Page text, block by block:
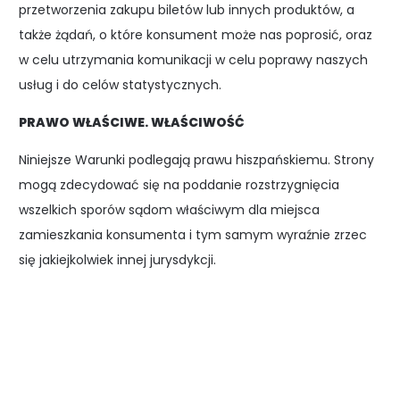
przetworzenia zakupu biletów lub innych produktów, a
także żądań, o które konsument może nas poprosić, oraz
w celu utrzymania komunikacji w celu poprawy naszych
usług i do celów statystycznych.
PRAWO WŁAŚCIWE. WŁAŚCIWOŚĆ
Niniejsze Warunki podlegają prawu hiszpańskiemu. Strony
mogą zdecydować się na poddanie rozstrzygnięcia
wszelkich sporów sądom właściwym dla miejsca
zamieszkania konsumenta i tym samym wyraźnie zrzec
się jakiejkolwiek innej jurysdykcji.